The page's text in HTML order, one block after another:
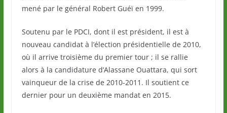
mené par le général Robert Guéï en 1999.
Soutenu par le PDCI, dont il est président, il est à
nouveau candidat à l’élection présidentielle de 2010,
où il arrive troisième du premier tour ; il se rallie
alors à la candidature d’Alassane Ouattara, qui sort
vainqueur de la crise de 2010-2011. Il soutient ce
dernier pour un deuxième mandat en 2015.